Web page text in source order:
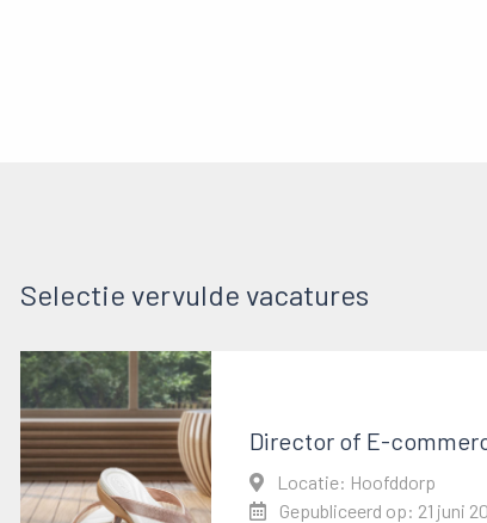
Selectie vervulde vacatures
Director of E-
Locatie: Hoofddorp
Gepubliceerd op: 21 juni